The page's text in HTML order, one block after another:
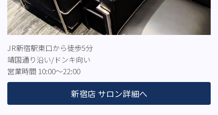
JR新宿駅東口から徒歩5分
靖国通り沿い/ドンキ向い
営業時間 10:00～22:00
新宿店 サロン詳細へ